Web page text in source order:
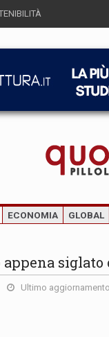
ECONOMIA GLOBAL
appena
Ultimo